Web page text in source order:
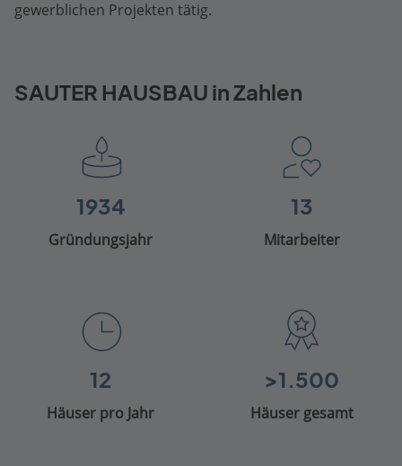
gewerblichen Projekten tätig.
SAUTER HAUSBAU in Zahlen
1934
Gründungsjahr
13
Mitarbeiter
12
Häuser pro Jahr
>1.500
Häuser gesamt